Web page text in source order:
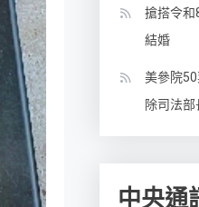
搶搭令
結婚
美參院
除司法部
中央通